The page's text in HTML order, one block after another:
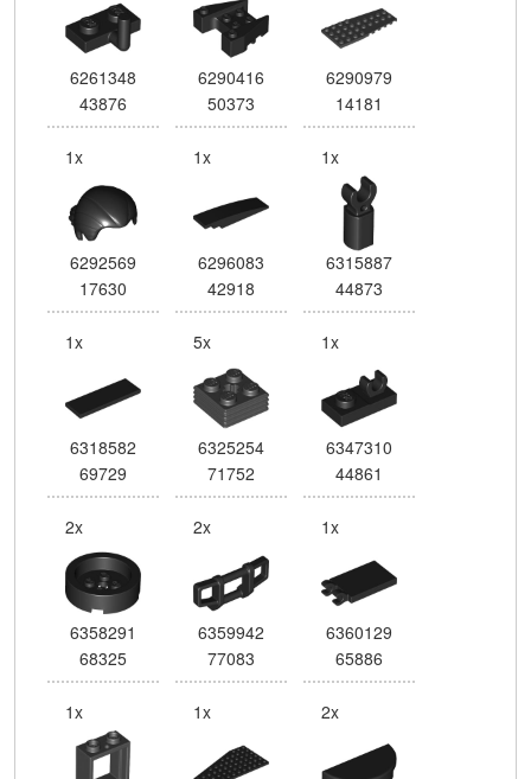
6261348
43876
6290416
50373
6290979
14181
1x
6292569
17630
1x
6296083
42918
1x
6315887
44873
1x
6318582
69729
5x
6325254
71752
1x
6347310
44861
2x
6358291
68325
2x
6359942
77083
1x
6360129
65886
1x 1x 2x